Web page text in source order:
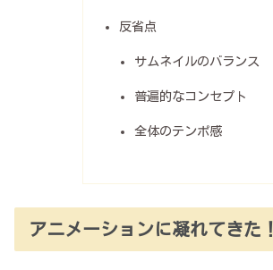
反省点
サムネイルのバランス
普遍的なコンセプト
全体のテンポ感
アニメーションに凝れてきた！